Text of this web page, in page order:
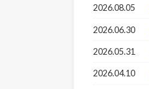
2026.08.05
2026.06.30
2026.05.31
2026.04.10